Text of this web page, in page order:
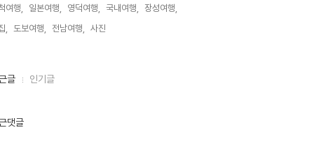
여행,
일본여행, 영덕여행, 국내여행,
장성여행,
,
도보여행, 전남여행, 사진,
글 인기글
댓글